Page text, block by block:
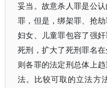
妥当。故意杀人罪是公
罪，但是，绑架罪、抢
妇女、儿童罪包容了强
死刑，扩大了死刑罪名
则各罪的法定刑总体上
法。比较可取的立法方